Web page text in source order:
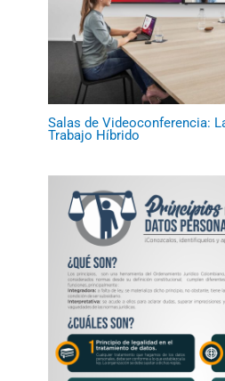
Salas de Videoconferencia:
Trabajo Híbrido